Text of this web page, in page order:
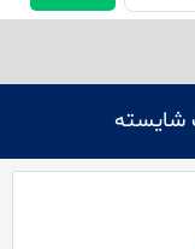
شایسته